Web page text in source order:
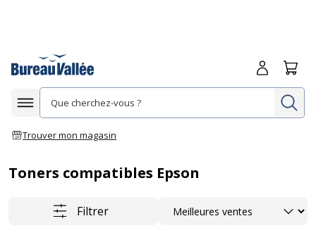
Afficher la navigation
Trouver mon magasin
Me
Toners compatibles Epson
Filtrer Trier